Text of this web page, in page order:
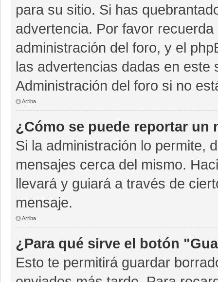
para su sitio. Si has
advertencia. Por favor
administración del foro, y el
las advertencias dadas en este
Administración del foro si no
Arriba
¿Cómo se puede reportar un
Si la administración lo permite,
mensajes cerca del mismo.
llevará y guiará a través de
mensaje.
Arriba
¿Para qué sirve el botón
Esto te permitirá guardar